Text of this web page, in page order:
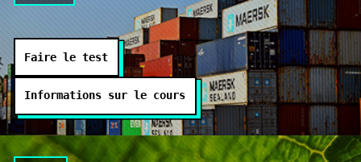
Faire le test
Informations sur le cours